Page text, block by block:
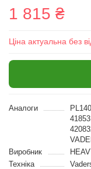
1 815 ₴
Ціна актуальна без
Аналоги
Виробник
Техніка